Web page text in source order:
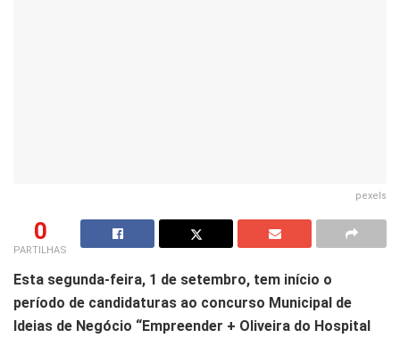
pexels
0
PARTILHAS
Esta segunda-feira, 1 de setembro, tem início o
período de candidaturas ao concurso Municipal de
Ideias de Negócio “Empreender + Oliveira do Hospital